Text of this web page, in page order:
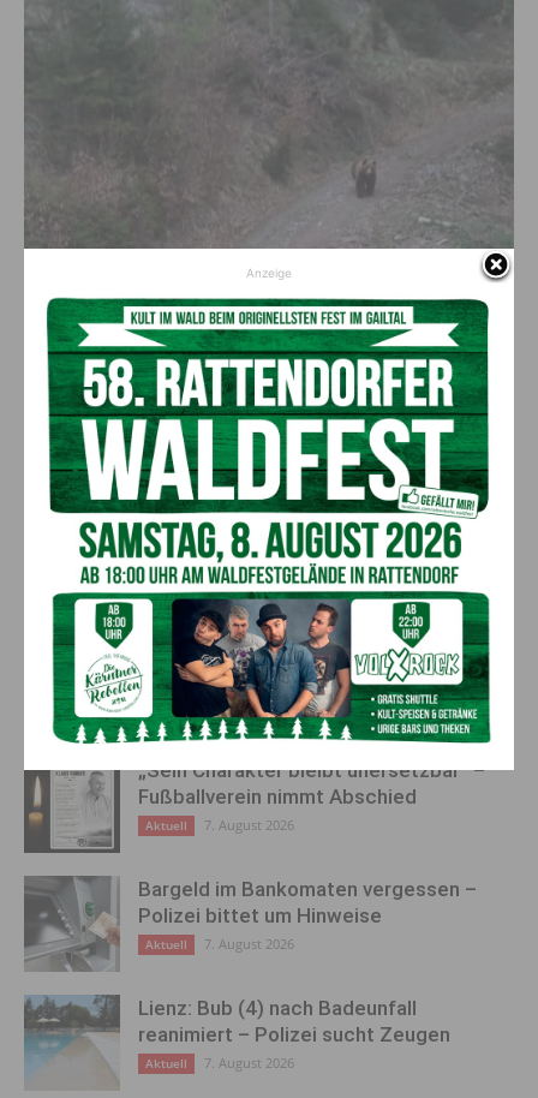
Vorheriger Artikel
1. Gailtaler Frühlingsmarkt in
Kirchbach
Nächster Artikel
Parkinson – Eine Erkrankung
mit vielen Gesichtern
AKTUELLES
„Sein Charakter bleibt unersetzbar“ –
Fußballverein nimmt Abschied
Aktuell 7. August 2026
Bargeld im Bankomaten vergessen –
Polizei bittet um Hinweise
Aktuell 7. August 2026
Lienz: Bub (4) nach Badeunfall
reanimiert – Polizei sucht Zeugen
Aktuell 7. August 2026
Anzeige